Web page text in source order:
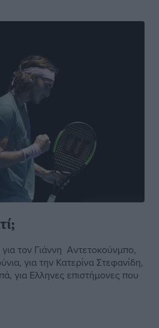
τον Γιάννη Αντετοκούνμπο,
για την Κατερίνα Στεφανίδη,
για Ελληνες επιστήμονες που